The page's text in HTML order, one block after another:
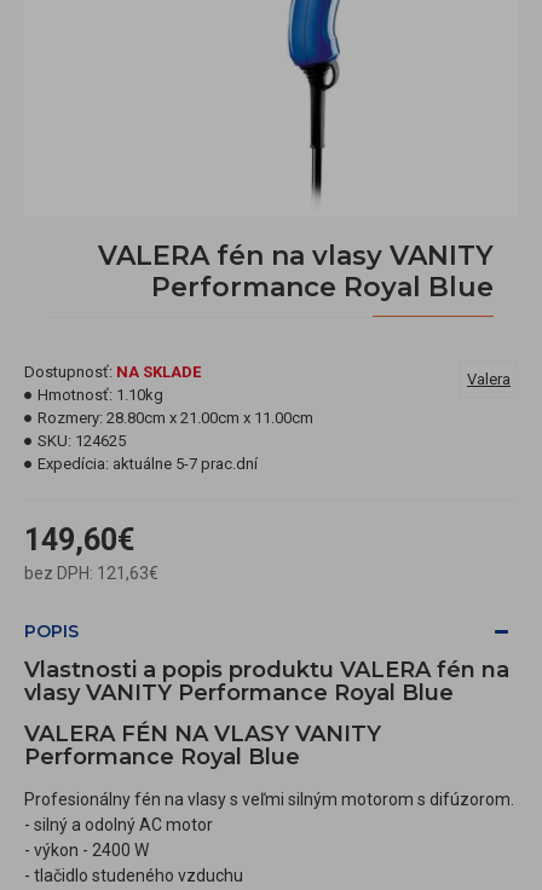
VALERA fén na vlasy VANITY
Performance Royal Blue
149,60€
bez DPH: 121,63€
Dostupnosť: NA SKLADE
Hmotnosť: 1.10kg
Rozmery: 28.80cm x 21.00cm x 11.00cm
SKU: 124625
Expedícia: aktuálne 5-7 prac.dní
Valera
POPIS
Vlastnosti a popis produktu VALERA fén na
vlasy VANITY Performance Royal Blue
VALERA FÉN NA VLASY VANITY
Performance Royal Blue
Profesionálny fén na vlasy s veľmi silným motorom s difúzorom.
- silný a odolný AC motor
- výkon - 2400 W
- tlačidlo studeného vzduchu